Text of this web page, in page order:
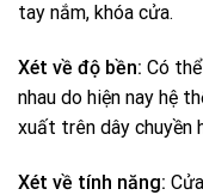
tay nắm, khóa cửa.
Xét về độ bền: Có
nhau do hiện nay hệ
xuất trên dây chuyền
Xét về tính năng: